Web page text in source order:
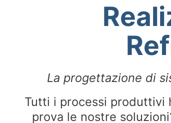
La progettazione di
Tutti i processi produttivi
prova le nostre